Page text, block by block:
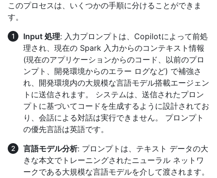
このプロセスは、いくつかの手順に分けることができま
す。
Input 処理: 入力プロンプトは、Copilotによって前処
理され、現在の Spark 入力からのコンテキスト情報
(現在のアプリケーションからのコード、以前のプロ
ンプト、開発環境からのエラー ログなど) で補強さ
れ、開発環境内の大規模な言語モデル搭載エージェン
トに送信されます。 システムは、送信されたプロン
プトに基づいてコードを生成するように設計されてお
り、会話による対話は実行できません。 プロンプト
の優先言語は英語です。
言語モデル分析: プロンプトは、テキスト データの大
きな本文でトレーニングされたニューラル ネットワ
ークである大規模な言語モデルを介して渡されます。